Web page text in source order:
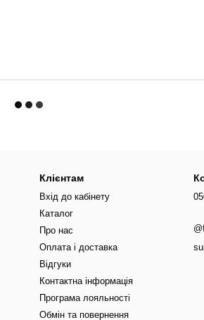
Клієнтам
Вхід до кабінету
Каталог
Про нас
Оплата і доставка
Відгуки
Контактна інформація
Програма лояльності
Обмін та повернення